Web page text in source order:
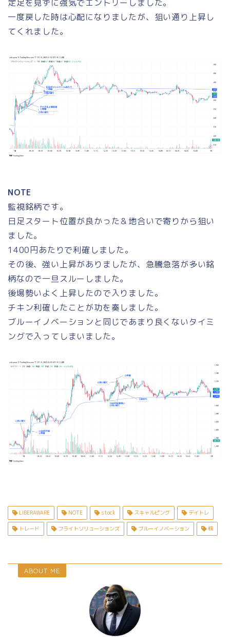
定足を見ずに強気でエントリーしました。
一度戻した時は心配になりましたが、狙い通り上昇し
てくれました。
NOTE
監視銘柄です。
日足スタート位置が良かった＆地合いで寄りから狙い
ました。
1400円あたりで利確しました。
その後、強い上昇がありましたが、急騰急落が多い銘
柄なので一旦スルーしました。
後場勢いよく上昇したので入りました。
チキン利確したことが功を奏しました。
ブルーイノベーションと同じであまり良くないタイミ
ングで入ってしまいました。
LIBERAWARE NOTE stock スキャルピング デイトレ
トレード フライトソリューションズ ブルーイノベーション 株
ABOUT ME